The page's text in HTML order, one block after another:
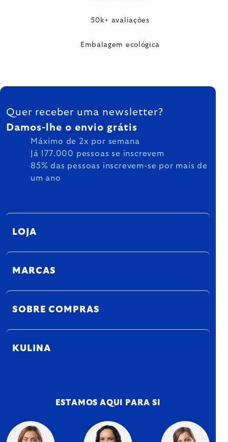
50k+ avaliações
Embalagem ecológica
FOOTER
Quer receber uma newsletter?
Damos-lhe o envio grátis
Máximo de 2x por semana
Já 177.000 pessoas se inscrevem
85% das pessoas inscrevem-se por mais de
um ano
LOJA
MARCAS
SOBRE COMPRAS
KULINA
ESTAMOS AQUI PARA SI